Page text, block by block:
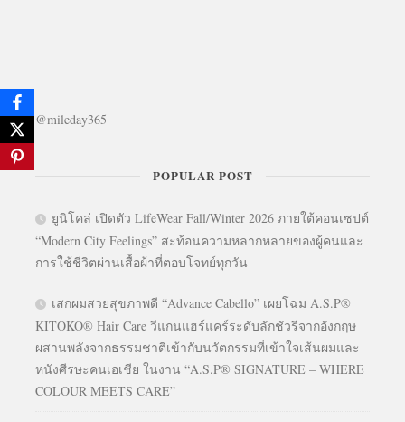
@mileday365
POPULAR POST
ยูนิโคล่ เปิดตัว LifeWear Fall/Winter 2026 ภายใต้คอนเซปต์
“Modern City Feelings” สะท้อนความหลากหลายของผู้คนและ
การใช้ชีวิตผ่านเสื้อผ้าที่ตอบโจทย์ทุกวัน
เสกผมสวยสุขภาพดี “Advance Cabello” เผยโฉม A.S.P®
KITOKO® Hair Care วีแกนแฮร์แคร์ระดับลักชัวรีจากอังกฤษ
ผสานพลังจากธรรมชาติเข้ากับนวัตกรรมที่เข้าใจเส้นผมและ
หนังศีรษะคนเอเชีย ในงาน “A.S.P® SIGNATURE – WHERE
COLOUR MEETS CARE”